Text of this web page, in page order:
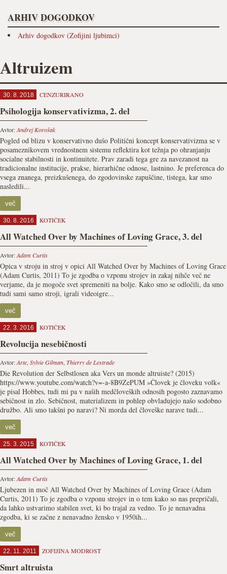
ARHIV DOGODKOV
Arhiv dogodkov (Zofijini ljubimci)
Altruizem
30. 8. 2018 CENZURIRANO
Psihologija konservativizma, 2. del
Avtor:Andrej Korošak
Pogled od blizu v konservativno dušo Politični koncept konservativizma se v
posameznikovem vrednostnem sistemu reflektira kot težnja po ohranjanju
socialne stabilnosti in kontinuitete. Prav zaradi tega gre za navezanost na
tradicionalne institucije, prakse, hierarhične odnose, lastnino. Je preferenca do
vsega znanega, preizkušenega, do zgodovinske zapuščine, tistega, kar smo
nasledili...
več
30. 8. 2016 KOTIČEK
All Watched Over by Machines of Loving Grace, 3. del
Avtor:Adam Curtis
Opica v stroju in stroj v opici All Watched Over by Machines of Loving Grace
(Adam Curtis, 2011) To je zgodba o vzponu strojev in zakaj nihče več ne
verjame, da je mogoče svet spremeniti na bolje. Kako smo se odločili, da smo
tudi sami samo stroji, igrali videoigre...
več
22. 3. 2016 KOTIČEK
Revolucija nesebičnosti
Avtor:Arte, Sylvie Gilman, Thierry de Lestrade
Die Revolution der Selbstlosen aka Vers un monde altruiste? (2015)
https://www.youtube.com/watch?v=-a-8B9ZePUM »Človek je človeku volk«
je pisal Hobbes, tudi mi pa v naših medčloveških odnosih pogosto zaznavamo
sebičnost in zlo. Sebičnost, materializem in pohlep obvladujejo našo sodobno
družbo. Ali smo takšni po naravi? Ni morda del človeške narave tudi...
več
25. 3. 2015 KOTIČEK
All Watched Over by Machines of Loving Grace, 1. del
Avtor:Adam Curtis
Ljubezen in moč All Watched Over by Machines of Loving Grace (Adam
Curtis, 2011) To je zgodba o vzponu strojev in o tem kako so nas prepričali,
da lahko ustvarimo stabilen svet, ki bo trajal za vedno. To je nenavadna
zgodba, ki se začne z nenavadno žensko v 1950ih...
več
22. 11. 2011 ZOFIJINA MODROST
Smrt altruista